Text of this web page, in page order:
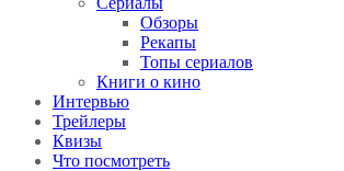
Обзоры
Рекапы
Топы сериалов
Книги о кино
Интервью
Трейлеры
Квизы
Что посмотреть